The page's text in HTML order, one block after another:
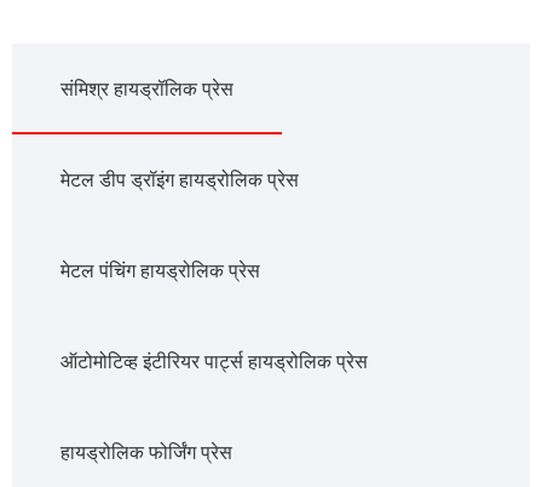
संमिश्र हायड्रॉलिक प्रेस
मेटल डीप ड्रॉइंग हायड्रोलिक प्रेस
मेटल पंचिंग हायड्रोलिक प्रेस
ऑटोमोटिव्ह इंटीरियर पार्ट्स हायड्रोलिक प्रेस
हायड्रोलिक फोर्जिंग प्रेस